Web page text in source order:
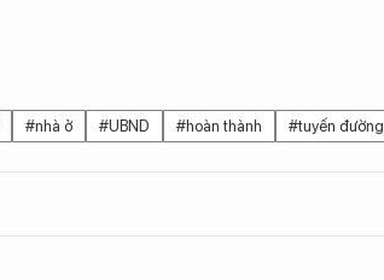
#nhà ở #UBND #hoàn thành #tuyến đường